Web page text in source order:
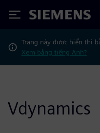
Siemens
Trang này được hiển thị
Xem bằng tiếng Anh?
Vdynamics